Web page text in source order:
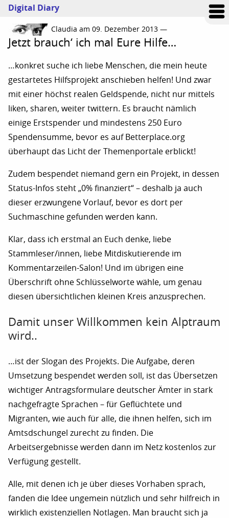
Digital Diary
Claudia am 09. Dezember 2013 —
Jetzt brauch‘ ich mal Eure Hilfe…
…konkret suche ich liebe Menschen, die mein heute
gestartetes Hilfsprojekt anschieben helfen! Und zwar
mit einer höchst realen Geldspende, nicht nur mittels
liken, sharen, weiter twittern. Es braucht nämlich
einige Erstspender und mindestens 250 Euro
Spendensumme, bevor es auf Betterplace.org
überhaupt das Licht der Themenportale erblickt!
Zudem bespendet niemand gern ein Projekt, in dessen
Status-Infos steht „0% finanziert“ – deshalb ja auch
dieser erzwungene Vorlauf, bevor es dort per
Suchmaschine gefunden werden kann.
Klar, dass ich erstmal an Euch denke, liebe
Stammleser/innen, liebe Mitdiskutierende im
Kommentarzeilen-Salon! Und im übrigen eine
Überschrift ohne Schlüsselworte wähle, um genau
diesen übersichtlichen kleinen Kreis anzusprechen.
Damit unser Willkommen kein Alptraum
wird..
…ist der Slogan des Projekts. Die Aufgabe, deren
Umsetzung bespendet werden soll, ist das Übersetzen
wichtiger Antragsformulare deutscher Ämter in stark
nachgefragte Sprachen – für Geflüchtete und
Migranten, wie auch für alle, die ihnen helfen, sich im
Amtsdschungel zurecht zu finden. Die
Arbeitsergebnisse werden dann im Netz kostenlos zur
Verfügung gestellt.
Alle, mit denen ich je über dieses Vorhaben sprach,
fanden die Idee ungemein nützlich und sehr hilfreich in
wirklich existenziellen Notlagen. Man braucht sich ja